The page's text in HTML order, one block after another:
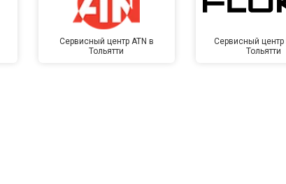
Сервисный центр ATN в
Тольятти
Сервисный центр
Тольятти